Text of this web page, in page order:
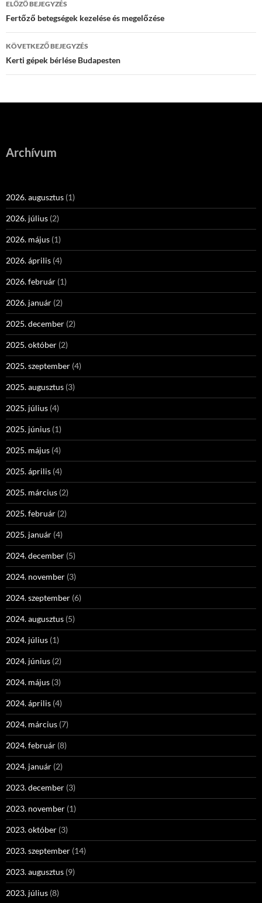
navigáció
ELŐZŐ BEJEGYZÉS
Fertőző betegségek kezelése és megelőzése
KÖVETKEZŐ BEJEGYZÉS
Kerti gépek bérlése Budapesten
Archívum
2026. augusztus (1)
2026. július (2)
2026. május (1)
2026. április (4)
2026. február (1)
2026. január (2)
2025. december (2)
2025. október (2)
2025. szeptember (4)
2025. augusztus (3)
2025. július (4)
2025. június (1)
2025. május (4)
2025. április (4)
2025. március (2)
2025. február (2)
2025. január (4)
2024. december (5)
2024. november (3)
2024. szeptember (6)
2024. augusztus (5)
2024. július (1)
2024. június (2)
2024. május (3)
2024. április (4)
2024. március (7)
2024. február (8)
2024. január (2)
2023. december (3)
2023. november (1)
2023. október (3)
2023. szeptember (14)
2023. augusztus (9)
2023. július (8)